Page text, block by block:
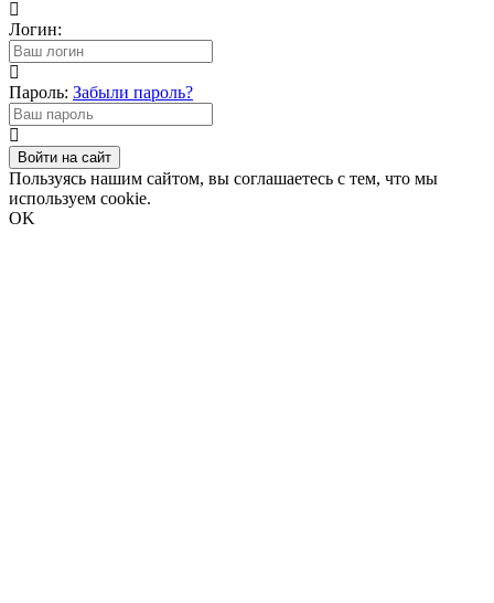
Логин:
Пароль: Забыли пароль?
Войти на сайт
Пользуясь нашим сайтом, вы соглашаетесь с тем, что мы
используем cookie.
OK